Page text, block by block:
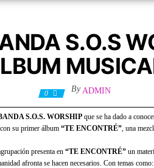
S.O.S
0 By ADMIN
S.O.S. WORSHIP que se ha dado a
su primer álbum “TE ENCONTRÉ” , una
presenta en “TE ENCONTRÉ” un
afronta se hacen necesarios. Con temas